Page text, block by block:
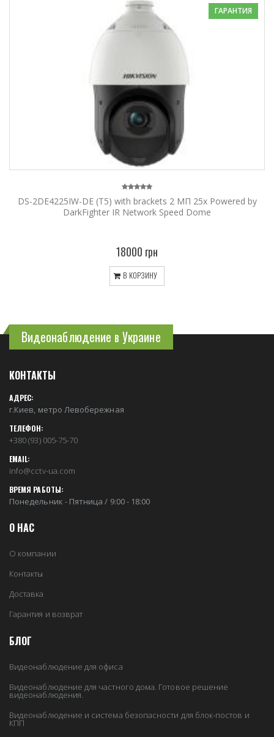
ГАРАНТИЯ
DS-2DE4225IW-DE (T5) with brackets 2 МП 25х Powered by
DarkFighter IR Network Speed Dome
18000 грн
В КОРЗИНУ
Видеонаблюдение в Украине
КОНТАКТЫ
АДРЕС:
г.Киев, метро Левобережная
ТЕЛЕФОН:
+380 (93) 005-75-70
EMAIL:
info@cctv-ua.com
ВРЕМЯ РАБОТЫ:
Понедельник - Пятница / 9:00 - 18:00
О НАС
О компании
Контакты
Доставка
Гарантия и возврат
БЛОГ
Видеонаблюдение для офиса
Видеонаблюдение для частного дома. Готовое решение
видеонаблюдения.
Видеонаблюдение и система безопасности для блок-постов и
КПП